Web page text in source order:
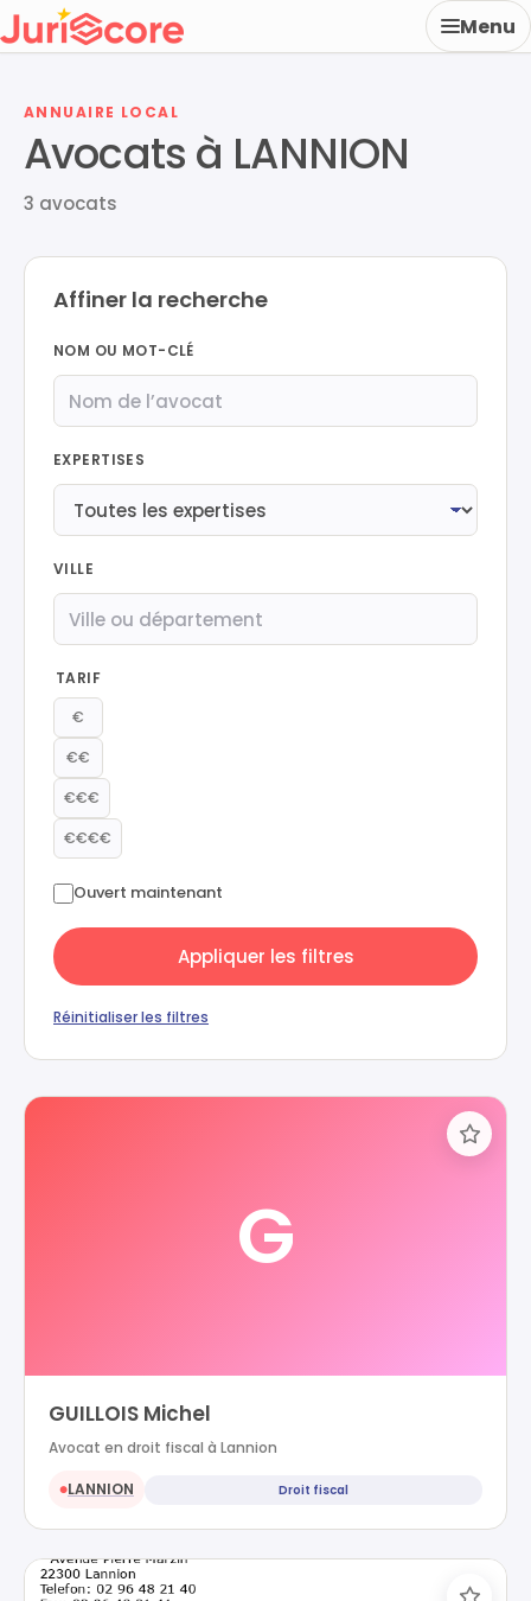
Menu
ANNUAIRE LOCAL
Avocats à LANNION
3 avocats
Affiner la recherche
NOM OU MOT-CLÉ
EXPERTISES
VILLE
TARIF
€
€€
€€€
€€€€
Ouvert maintenant
Appliquer les filtres
Réinitialiser les filtres
G
GUILLOIS Michel
Avocat en droit fiscal à Lannion
●LANNION Droit fiscal